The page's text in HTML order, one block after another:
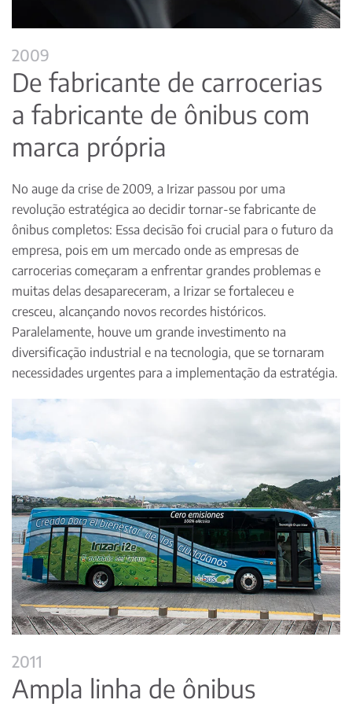
2009
De fabricante de carrocerias
a fabricante de ônibus com
marca própria
No auge da crise de 2009, a Irizar passou por uma
revolução estratégica ao decidir tornar-se fabricante de
ônibus completos: Essa decisão foi crucial para o futuro da
empresa, pois em um mercado onde as empresas de
carrocerias começaram a enfrentar grandes problemas e
muitas delas desapareceram, a Irizar se fortaleceu e
cresceu, alcançando novos recordes históricos.
Paralelamente, houve um grande investimento na
diversificação industrial e na tecnologia, que se tornaram
necessidades urgentes para a implementação da estratégia.
2011
Ampla linha de ônibus